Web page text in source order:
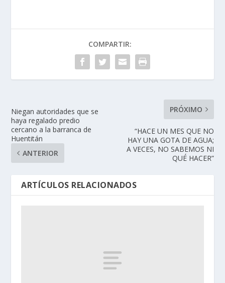
COMPARTIR:
Niegan autoridades que se
haya regalado predio
cercano a la barranca de
Huentitán
ANTERIOR
PRÓXIMO
“HACE UN MES QUE NO
HAY UNA GOTA DE AGUA;
A VECES, NO SABEMOS NI
QUÉ HACER”
ARTÍCULOS RELACIONADOS